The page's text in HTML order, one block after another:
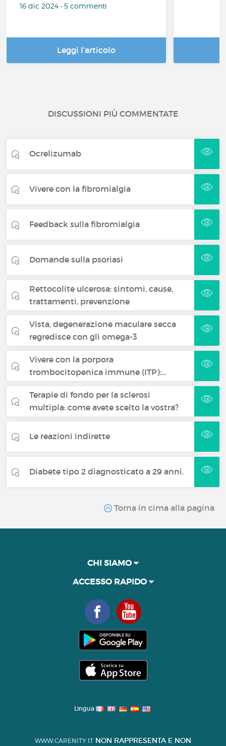
16 dic 2024 • 5 commenti
Leggi l’articolo
DISCUSSIONI PIÙ COMMENTATE
Ocrelizumab
Vivere con la fibromialgia
Feedback sulla fibromialgia
Domande sulla psoriasi
Rettocolite ulcerosa: sintomi, cause,
trattamenti, prevenzione
Vista, degenerazione maculare secca
regredisce con gli omega-3
Vivere con la porpora
trombocitopenica immune (ITP):…
Terapie di fondo per la sclerosi
multipla: come avete scelto la vostra?
Le reazioni indirette
Diabete tipo 2 diagnosticato a 29 anni.
Torna in cima alla pagina
CHI SIAMO
ACCESSO RAPIDO
Lingua
WWW.CARENITY.IT NON RAPPRESENTA E NON